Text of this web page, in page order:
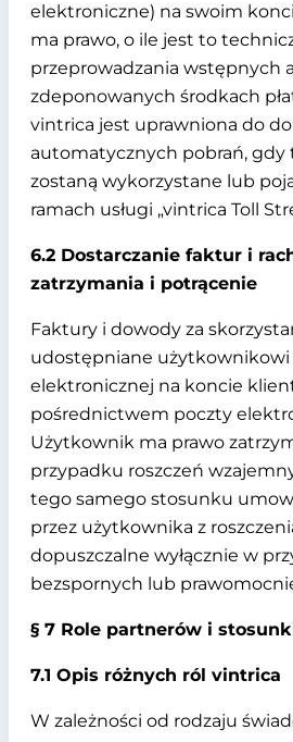
elektroniczne) na swoim
ma prawo, o ile jest to
przeprowadzania wstępnych
zdeponowanych środkach
vintrica jest uprawniona do
automatycznych pobrań, gdy
zostaną wykorzystane lub
ramach usługi „vintrica Toll
6.2 Dostarczanie faktur i
zatrzymania i potrącenie
Faktury i dowody za
udostępniane użytkownikowi
elektronicznej na koncie
pośrednictwem poczty
Użytkownik ma prawo
przypadku roszczeń
tego samego stosunku
przez użytkownika z
dopuszczalne wyłącznie w
bezspornych lub
§ 7 Role partnerów i
7.1 Opis różnych ról vintrica
W zależności od rodzaju